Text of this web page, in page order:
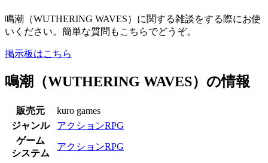
鳴潮（WUTHERING WAVES）に関する雑談をする際にお使
いください。簡単な質問もこちらでどうぞ。
掲示板はこちら
鳴潮（WUTHERING WAVES）の情報
販売元
kuro games
ジャンル
アクションRPG
ゲーム
システム
アクションRPG